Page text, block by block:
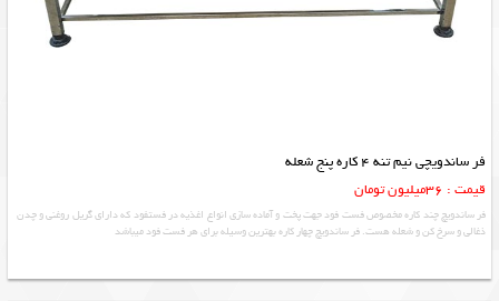
فر ساندویچی نیم تنه 4 کاره پنج شعله
قیمت : 36میلیون تومان
فر ساندویچ چند کاره مخصوص فست فود جهت پخت و آماده سازی انواع اغذیه در فستفود که دارای گریل روغنی و چدن
ذغالی و سرخ کن و شعله هست. فر ساندویچ چهار کاره بهترین وسیله برای هر فست فود میباشد